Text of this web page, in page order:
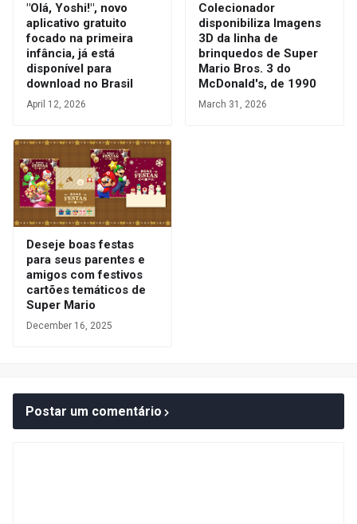
"Olá, Yoshi!", novo
aplicativo gratuito
focado na primeira
infância, já está
disponível para
download no Brasil
April 12, 2026
Colecionador
disponibiliza Imagens
3D da linha de
brinquedos de Super
Mario Bros. 3 do
McDonald's, de 1990
March 31, 2026
Deseje boas festas
para seus parentes e
amigos com festivos
cartões temáticos de
Super Mario
December 16, 2025
Postar um comentário